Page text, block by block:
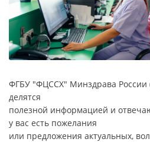
ФГБУ "ФЦССХ" Минздрава России
делятся
полезной информацией и
у вас есть пожелания
или предложения актуальных,